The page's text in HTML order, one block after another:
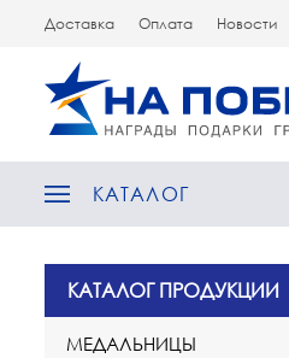
Доставка Оплата Новости
КАТАЛОГ
КАТАЛОГ ПРОДУКЦИИ
МЕДАЛЬНИЦЫ